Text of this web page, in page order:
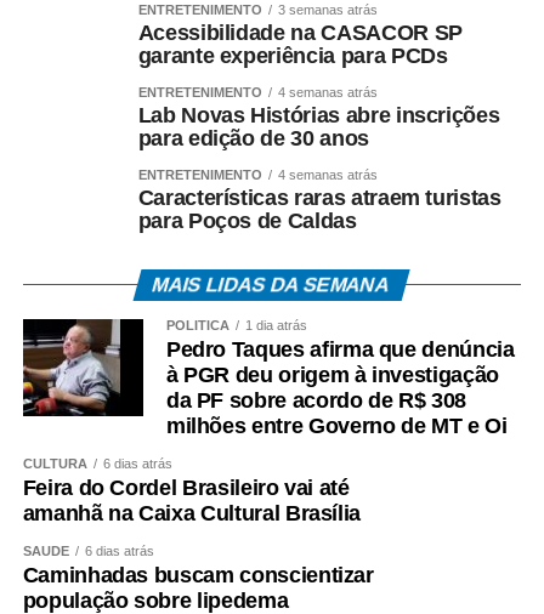
ENTRETENIMENTO 3 semanas atrás
Acessibilidade na CASACOR SP
garante experiência para PCDs
ENTRETENIMENTO 4 semanas atrás
Lab Novas Histórias abre inscrições
para edição de 30 anos
ENTRETENIMENTO 4 semanas atrás
Características raras atraem turistas
para Poços de Caldas
MAIS LIDAS DA SEMANA
POLÍTICA 1 dia atrás
Pedro Taques afirma que denúncia
à PGR deu origem à investigação
da PF sobre acordo de R$ 308
milhões entre Governo de MT e Oi
CULTURA 6 dias atrás
Feira do Cordel Brasileiro vai até
amanhã na Caixa Cultural Brasília
SAÚDE 6 dias atrás
Caminhadas buscam conscientizar
população sobre lipedema